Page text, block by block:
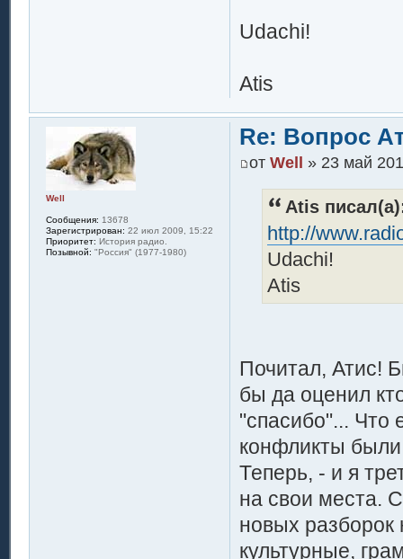
Udachi!
Atis
Re: Вопрос
от Well » 23 май
Atis
http://
Udachi!
Atis
Почитал, Атис!
бы да оценил
"спасибо"... Что
конфликты
Теперь, - и я
на свои места.
новых разборок
культурные,
Well
Сообщения: 13678
Зарегистрирован: 22 июл 2009, 15:22
Приоритет: История радио.
Позывной: "Россия" (1977-1980)